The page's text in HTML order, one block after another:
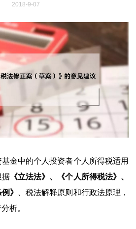
2018-9-07
金中的个人投资者个人所得税适用
据《立法法》、《个人所得税法》、
》
、税法解释原则和行政法原理，
析。